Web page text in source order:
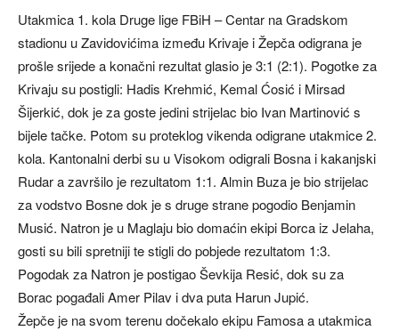
Utakmica 1. kola Druge lige FBiH – Centar na Gradskom
stadionu u Zavidovićima između Krivaje i Žepča odigrana je
prošle srijede a konačni rezultat glasio je 3:1 (2:1). Pogotke za
Krivaju su postigli: Hadis Krehmić, Kemal Ćosić i Mirsad
Šijerkić, dok je za goste jedini strijelac bio Ivan Martinović s
bijele tačke. Potom su proteklog vikenda odigrane utakmice 2.
kola. Kantonalni derbi su u Visokom odigrali Bosna i kakanjski
Rudar a završilo je rezultatom 1:1. Almin Buza je bio strijelac
za vodstvo Bosne dok je s druge strane pogodio Benjamin
Musić. Natron je u Maglaju bio domaćin ekipi Borca iz Jelaha,
gosti su bili spretniji te stigli do pobjede rezultatom 1:3.
Pogodak za Natron je postigao Ševkija Resić, dok su za
Borac pogađali Amer Pilav i dva puta Harun Jupić.
Žepče je na svom terenu dočekalo ekipu Famosa a utakmica